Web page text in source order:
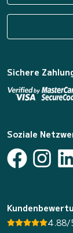
Sichere
Soziale
4.88/